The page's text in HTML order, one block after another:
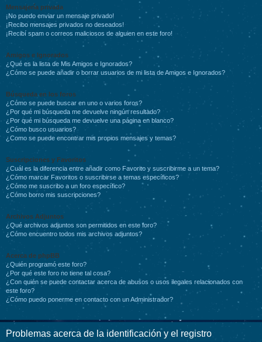
Mensajería privada
¡No puedo enviar un mensaje privado!
¡Recibo mensajes privados no deseados!
¡Recibí spam o correos maliciosos de alguien en este foro!
Amigos e Ignorados
¿Qué es la lista de Mis Amigos e Ignorados?
¿Cómo se puede añadir o borrar usuarios de mi lista de Amigos e Ignorados?
Búsqueda en los foros
¿Cómo se puede buscar en uno o varios foros?
¿Por qué mi búsqueda me devuelve ningún resultado?
¿Por qué mi búsqueda me devuelve una página en blanco?
¿Cómo busco usuarios?
¿Como se puede encontrar mis propios mensajes y temas?
Suscripciones y Favoritos
¿Cuál es la diferencia entre añadir como Favorito y suscribirme a un tema?
¿Cómo marcar Favoritos o suscribirse a temas específicos?
¿Cómo me suscribo a un foro específico?
¿Cómo borro mis suscripciones?
Archivos Adjuntos
¿Qué archivos adjuntos son permitidos en este foro?
¿Cómo encuentro todos mis archivos adjuntos?
Acerca de phpBB
¿Quién programó este foro?
¿Por qué este foro no tiene tal cosa?
¿Con quién se puede contactar acerca de abusos o usos ilegales relacionados con
este foro?
¿Cómo puedo ponerme en contacto con un Administrador?
Problemas acerca de la identificación y el registro